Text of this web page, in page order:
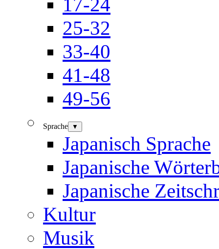
17-24
25-32
33-40
41-48
49-56
Sprache ▼
Japanisch Sprache
Japanische
Japanische
Kultur
Musik